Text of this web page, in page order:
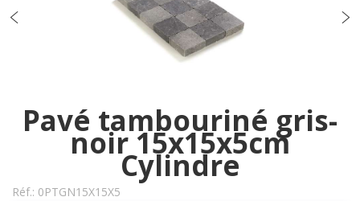
Pavé tambouriné gris-
noir 15x15x5cm
Cylindre
Réf.: 0PTGN15X15X5